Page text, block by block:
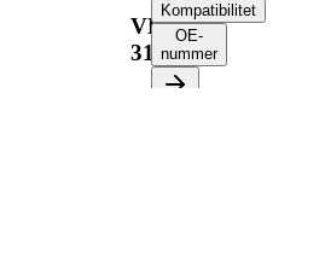
VKM
31065
Kompatibilitet
OE-
nummer